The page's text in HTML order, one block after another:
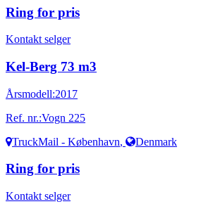
Ring for pris
Kontakt selger
Kel-Berg 73 m3
Årsmodell:2017
Ref. nr.:Vogn 225
TruckMail - København, Denmark
Ring for pris
Kontakt selger